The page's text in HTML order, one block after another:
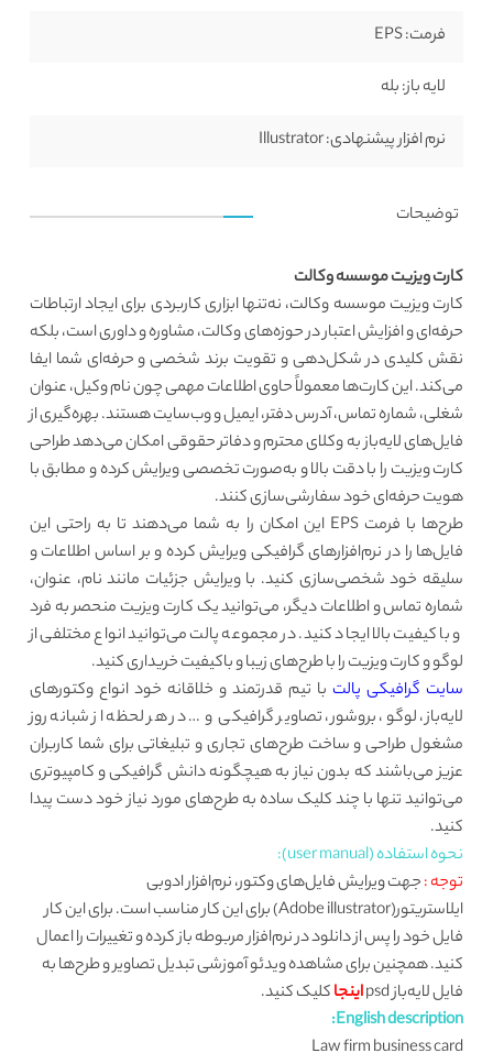
فرمت:
لایه باز:بله
نرم افزار پیشنهادی:
توضیحات
کارت ویزیت موسسه وکالت
کارت ویزیت موسسه وکالت، نه‌تنها ابزاری کاربردی برای ایجاد ارتباطات
حرفه‌ای و افزایش اعتبار در حوزه‌های وکالت، مشاوره و داوری است، بلکه
نقش کلیدی در شکل‌دهی و تقویت برند شخصی و حرفه‌ای شما ایفا
می‌کند. این کارت‌ها معمولاً حاوی اطلاعات مهمی چون نام وکیل، عنوان
شغلی، شماره تماس، آدرس دفتر، ایمیل و وب‌سایت هستند. بهره‌گیری از
فایل‌های لایه‌باز به وکلای محترم و دفاتر حقوقی امکان می‌دهد طراحی
کارت ویزیت را با دقت بالا و به‌صورت تخصصی ویرایش کرده و مطابق با
هویت حرفه‌ای خود سفارشی‌سازی کنند.
طرح‌ها با فرمت EPS این امکان را به شما می‌دهند تا به راحتی این
فایل‌ها را در نرم‌افزارهای گرافیکی ویرایش کرده و بر اساس اطلاعات و
سلیقه خود شخصی‌سازی کنید. با ویرایش جزئیات مانند نام، عنوان،
شماره تماس و اطلاعات دیگر، می‌توانید یک کارت ویزیت منحصر به فرد
و با کیفیت بالا ایجاد کنید. در مجموعه پالت می‌توانید انواع مختلفی از
لوگو و کارت ویزیت را با طرح‌های زیبا و باکیفیت خریداری کنید.
سایت گرافیکی پالتبا تیم قدرتمند و خلاقانه خود انواع وکتورهای
لایه‌باز، لوگو، بروشور، تصاویر گرافیکی و … در هر لحظه از شبانه روز
مشغول طراحی و ساخت طرح‌های تجاری و تبلیغاتی برای شما کاربران
عزیز می‌باشند که بدون نیاز به هیچگونه دانش گرافیکی و کامپیوتری
می‌توانید تنها با چند کلیک ساده به طرح‌های مورد نیاز خود دست پیدا
کنید.
نحوه استفاده (user manual):
توجه :جهت ویرایش فایل‌های وکتور، نرم‌افزار ادوبی
ایلاستریتور(Adobe illustrator) برای این کار مناسب است. برای این کار
فایل خود را پس از دانلود در نرم‌افزار مربوطه باز کرده و تغییرات را اعمال
کنید. همچنین برای مشاهده ویدئو آموزشی تبدیل تصاویر و طرح‌ها به
فایل لایه‌باز psd
اینجاکلیک کنید.
English description:
Law firm business card